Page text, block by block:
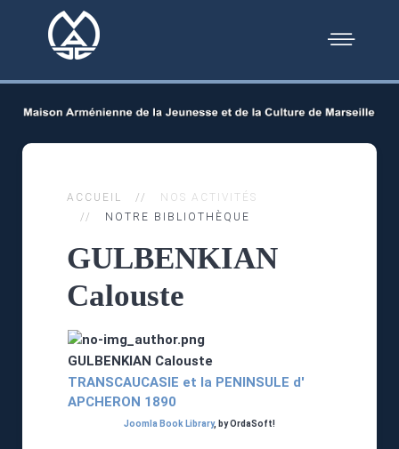
ACCUEIL
NOS ACTIVITÉS
NOTRE BIBLIOTHÈQUE
GULBENKIAN
Calouste
GULBENKIAN Calouste
TRANSCAUCASIE et la PENINSULE d'
APCHERON 1890
Joomla Book Library, by OrdaSoft!